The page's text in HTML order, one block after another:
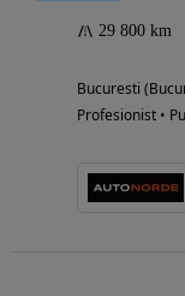
29 800 km
Bucuresti
Profesionist •